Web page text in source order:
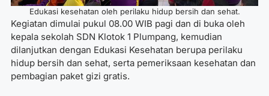
Edukasi kesehatan oleh perilaku hidup bersih dan sehat.
Kegiatan dimulai pukul 08.00 WIB pagi dan di buka oleh
kepala sekolah SDN Klotok 1 Plumpang, kemudian
dilanjutkan dengan Edukasi Kesehatan berupa perilaku
hidup bersih dan sehat, serta pemeriksaan kesehatan dan
pembagian paket gizi gratis.